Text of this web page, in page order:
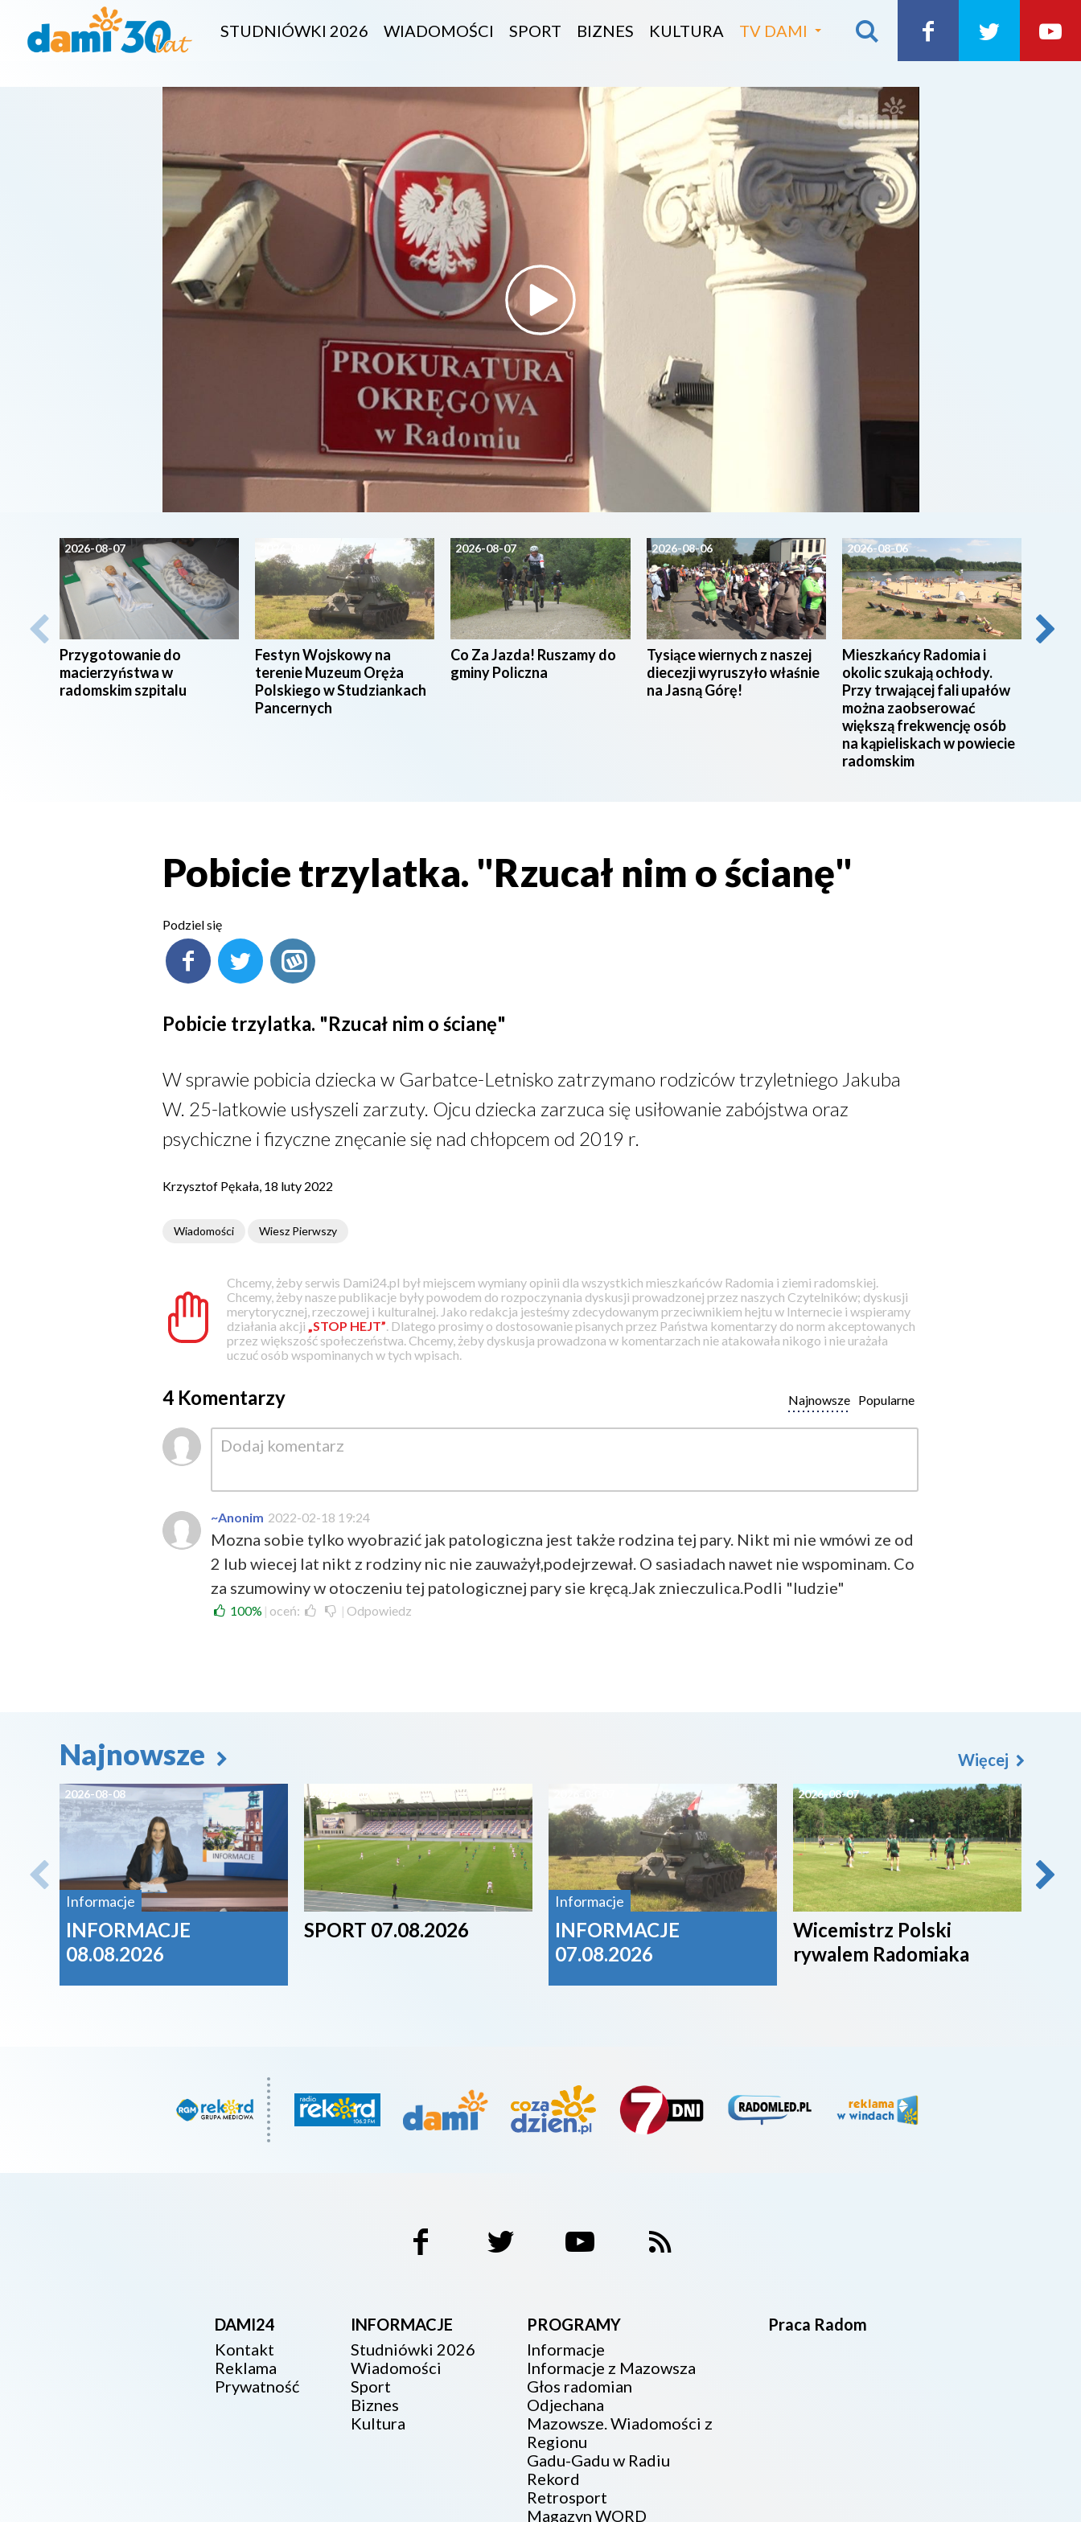
STUDNIÓWKI 2026 WIADOMOŚCI SPORT BIZNES KULTURA TV DAMI
2026-08-07
Przygotowanie do
macierzyństwa w
radomskim szpitalu
Festyn Wojskowy na
terenie Muzeum Oręża
Polskiego w Studziankach
Pancernych
2026-08-07
Co Za Jazda! Ruszamy do
gminy Policzna
2026-08-06
Tysiące wiernych z naszej
diecezji wyruszyło właśnie
na Jasną Górę!
2026-08-06
Mieszkańcy Radomia i
okolic szukają ochłody.
Przy trwającej fali upałów
można zaobserować
większą frekwencję osób
na kąpieliskach w powiecie
radomskim
Pobicie trzylatka. "Rzucał nim o ścianę"
Podziel się
Pobicie trzylatka. "Rzucał nim o ścianę"
W sprawie pobicia dziecka w Garbatce-Letnisko zatrzymano rodziców trzyletniego Jakuba
W. 25-latkowie usłyszeli zarzuty. Ojcu dziecka zarzuca się usiłowanie zabójstwa oraz
psychiczne i fizyczne znęcanie się nad chłopcem od 2019 r.
Krzysztof Pękała, 18 luty 2022
Wiadomości Wiesz Pierwszy
Chcemy, żeby serwis Dami24.pl był miejscem wymiany opinii dla wszystkich mieszkańców Radomia i ziemi radomskiej.
Chcemy, żeby nasze publikacje były powodem do rozpoczynania dyskusji prowadzonej przez naszych Czytelników; dyskusji
merytorycznej, rzeczowej i kulturalnej. Jako redakcja jesteśmy zdecydowanym przeciwnikiem hejtu w Internecie i wspieramy
działania akcji „STOP HEJT” . Dlatego prosimy o dostosowanie pisanych przez Państwa komentarzy do norm akceptowanych
przez większość społeczeństwa. Chcemy, żeby dyskusja prowadzona w komentarzach nie atakowała nikogo i nie urażała
uczuć osób wspominanych w tych wpisach.
4 Komentarzy Popularne
Najnowsze
~Anonim 2022-02-18 19:24
Mozna sobie tylko wyobrazić jak patologiczna jest także rodzina tej pary. Nikt mi nie wmówi ze od
2 lub wiecej lat nikt z rodziny nic nie zauważył,podejrzewał. O sasiadach nawet nie wspominam. Co
za szumowiny w otoczeniu tej patologicznej pary sie kręcą.Jak znieczulica.Podli "ludzie"
100% | oceń: | Odpowiedz
Najnowsze
2026-08-08
Informacje
INFORMACJE
08.08.2026
2026-08-07
SPORT 07.08.2026
Informacje
INFORMACJE
07.08.2026
2026-08-07
Wicemistrz Polski
rywalem Radomiaka
Więcej
DAMI24
Kontakt
Reklama
Prywatność
INFORMACJE
Studniówki 2026
Wiadomości
Sport
Biznes
Kultura
PROGRAMY
Informacje
Informacje z Mazowsza
Głos radomian
Odjechana
Mazowsze. Wiadomości z
Regionu
Gadu-Gadu w Radiu
Rekord
Retrosport
Magazyn WORD
Praca Radom